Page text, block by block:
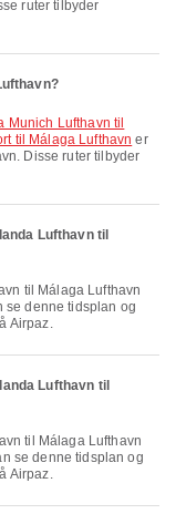
ruter tilbyder
Munich Lufthavn til
til Málaga Lufthavn er
Disse ruter tilbyder
Lufthavn til
se denne tidsplan og
Airpaz.
Lufthavn til
se denne tidsplan og
Airpaz.